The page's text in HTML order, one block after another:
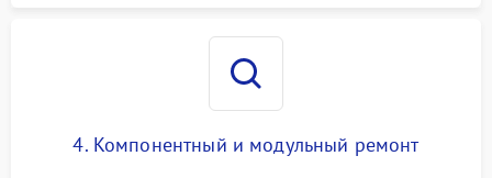
4. Компонентный и модульный ремонт